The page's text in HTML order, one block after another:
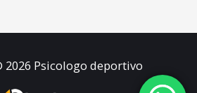
Psicologo deportivo